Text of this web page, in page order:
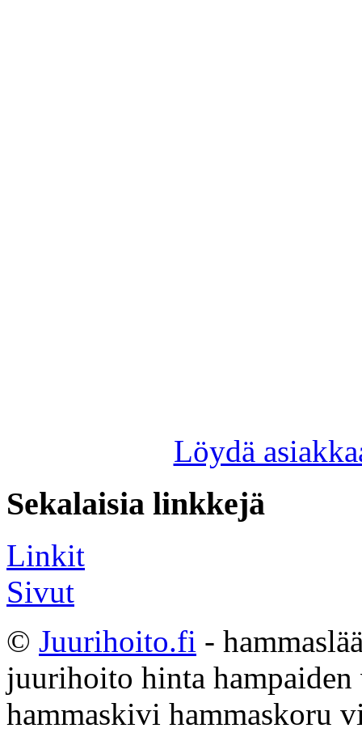
Löydä
Sekalaisia linkkejä
Linkit
Sivut
© Juurihoito.fi -
juurihoito hinta hampaiden
hammaskivi hammaskoru